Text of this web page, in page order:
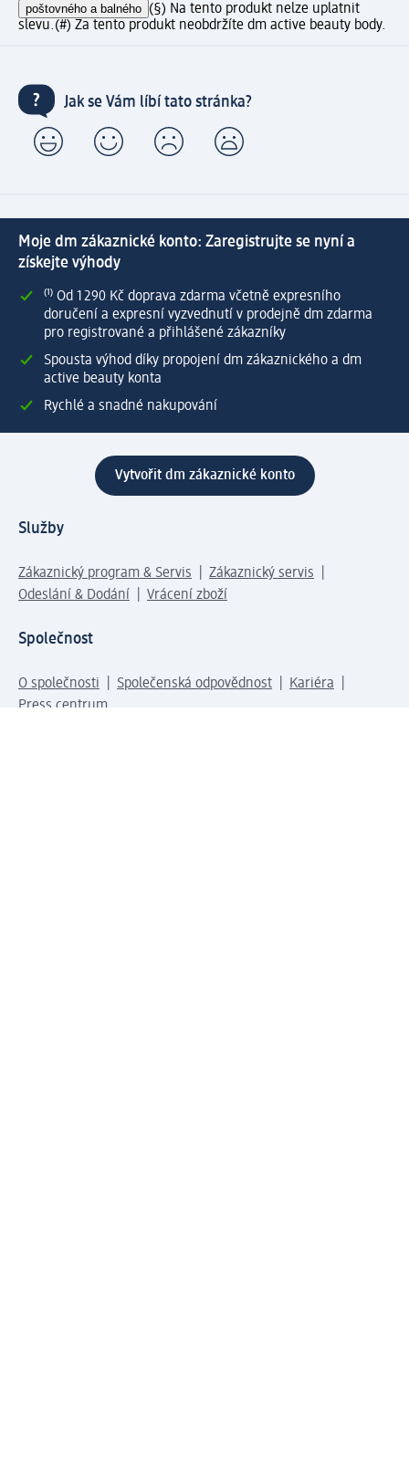
poštovného a balného (§) Na tento produkt nelze uplatnit
slevu.(#) Za tento produkt neobdržíte dm active beauty body.
Jak se Vám líbí tato stránka?
Moje dm zákaznické konto: Zaregistrujte se nyní a
získejte výhody
⁽¹⁾ Od 1 290 Kč doprava zdarma včetně expresního
doručení a expresní vyzvednutí v prodejně dm zdarma
pro registrované a přihlášené zákazníky
Spousta výhod díky propojení dm zákaznického a dm
active beauty konta
Rychlé a snadné nakupování
Vytvořit dm zákaznické konto
Služby
Zákaznický program & Servis
Zákaznický servis
Odeslání & Dodání
Vrácení zboží
Společnost
O společnosti Společenská odpovědnost
Kariéra
Press centrum